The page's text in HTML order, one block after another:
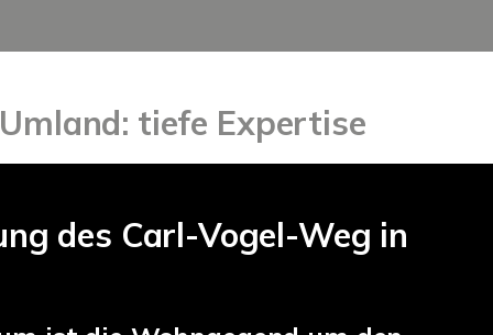
tiefe Expertise
des Carl-Vogel-Weg in